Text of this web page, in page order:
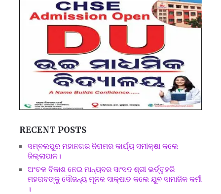
RECENT POSTS
ସମ୍ବଲପୁର ମହାନଗର ନିଗମର କାର୍ଯ୍ୟ ସମୀକ୍ଷା କଲେ
ଜିଲ୍ଲାପାଳ।
ଅଂଚଳ ବିକାଶ ନେଇ ମାନ୍ୟବର ସାଂସଦ ଶ୍ରୀ ଭର୍ତ୍ତୃହରି
ମହତାବଙ୍କୁ ସୌଜନ୍ୟ ମୂଳକ ସାକ୍ଷାତ କଲେ ଯୁବ ସାମାଜିକ କର୍ମୀ
।